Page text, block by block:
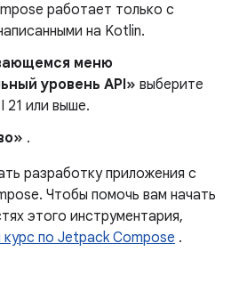
работает только с
на Kotlin.
меню
уровень API» выберите
21 или выше.
.
разработку приложения с
Чтобы помочь вам начать
этого инструментария,
по Jetpack Compose .